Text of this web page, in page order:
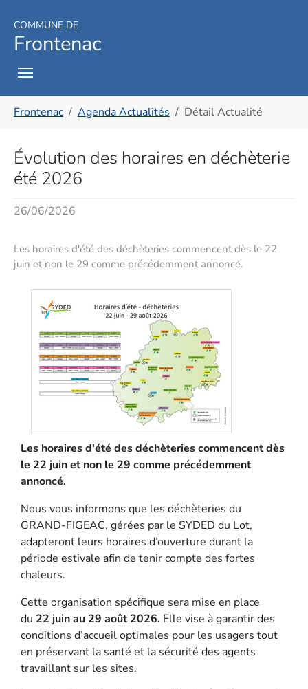
COMMUNE DE
Frontenac
Frontenac Agenda Actualités Détail Actualité
Évolution des horaires en déchèterie
été 2026
26/06/2026
Les horaires d'été des déchèteries commencent dès le 22
juin et non le 29 comme précédemment annoncé.
Les horaires d'été des déchèteries commencent dès
le 22 juin et non le 29 comme précédemment
annoncé.
Nous vous informons que les déchèteries du
GRAND-FIGEAC, gérées par le SYDED du Lot,
adapteront leurs horaires d’ouverture durant la
période estivale afin de tenir compte des fortes
chaleurs.
Cette organisation spécifique sera mise en place
du 22 juin au 29 août 2026. Elle vise à garantir des
conditions d’accueil optimales pour les usagers tout
en préservant la santé et la sécurité des agents
travaillant sur les sites.